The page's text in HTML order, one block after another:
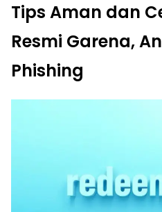
Tips Aman dan
Resmi Garena,
Phishing